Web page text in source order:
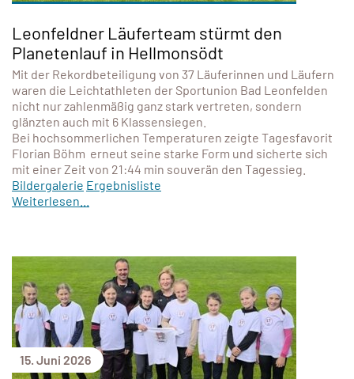
Leonfeldner Läuferteam stürmt den
Planetenlauf in Hellmonsödt
Mit der Rekordbeteiligung von 37 Läuferinnen und Läufern
waren die Leichtathleten der Sportunion Bad Leonfelden
nicht nur zahlenmäßig ganz stark vertreten, sondern
glänzten auch mit 6 Klassensiegen.
Bei hochsommerlichen Temperaturen zeigte Tagesfavorit
Florian Böhm erneut seine starke Form und sicherte sich
mit einer Zeit von 21:44 min souverän den Tagessieg.
Bildergalerie Ergebnisliste
Weiterlesen...
15. Juni 2026